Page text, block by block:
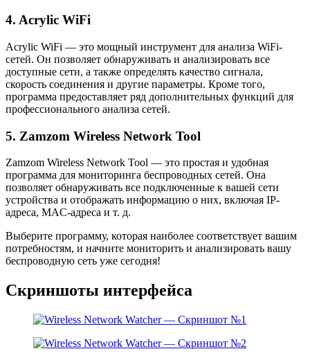
4. Acrylic WiFi
Acrylic WiFi — это мощный инструмент для анализа WiFi-
сетей. Он позволяет обнаруживать и анализировать все
доступные сети, а также определять качество сигнала,
скорость соединения и другие параметры. Кроме того,
программа предоставляет ряд дополнительных функций для
профессионального анализа сетей.
5. Zamzom Wireless Network Tool
Zamzom Wireless Network Tool — это простая и удобная
программа для мониторинга беспроводных сетей. Она
позволяет обнаруживать все подключенные к вашей сети
устройства и отображать информацию о них, включая IP-
адреса, MAC-адреса и т. д.
Выберите программу, которая наиболее соответствует вашим
потребностям, и начните мониторить и анализировать вашу
беспроводную сеть уже сегодня!
Скриншоты интерфейса